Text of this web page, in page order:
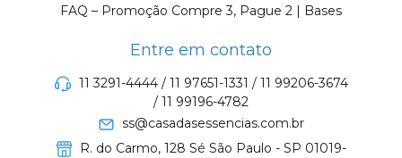
FAQ – Promoção Compre 3, Pague 2 | Bases
Entre em contato
11 3291-4444 / 11 97651-1331 / 11 99206-3674
/ 11 99196-4782
ss@casadasessencias.com.br
R. do Carmo, 128 Sé São Paulo - SP 01019-